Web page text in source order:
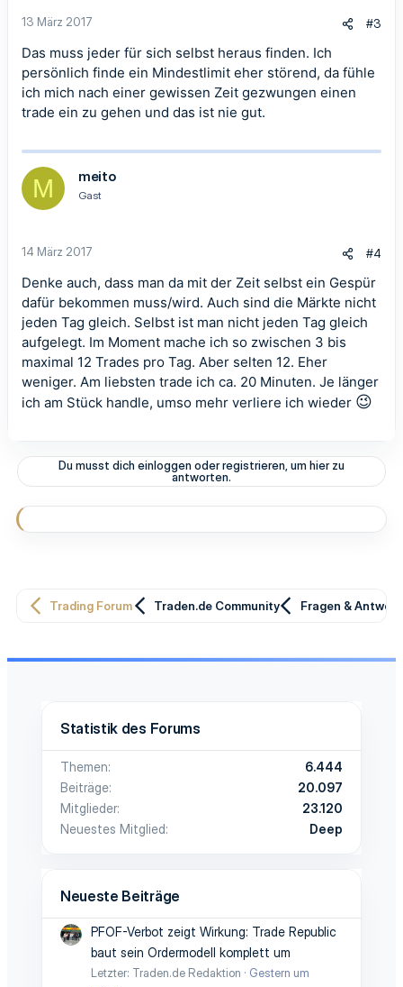
13 März 2017 #3
Das muss jeder für sich selbst heraus finden. Ich
persönlich finde ein Mindestlimit eher störend, da fühle
ich mich nach einer gewissen Zeit gezwungen einen
trade ein zu gehen und das ist nie gut.
M meito
Gast
14 März 2017 #4
Denke auch, dass man da mit der Zeit selbst ein Gespür
dafür bekommen muss/wird. Auch sind die Märkte nicht
jeden Tag gleich. Selbst ist man nicht jeden Tag gleich
aufgelegt. Im Moment mache ich so zwischen 3 bis
maximal 12 Trades pro Tag. Aber selten 12. Eher
weniger. Am liebsten trade ich ca. 20 Minuten. Je länger
ich am Stück handle, umso mehr verliere ich wieder 😉
Du musst dich einloggen oder registrieren, um hier zu
antworten.
Trading Forum Traden.de Community Fragen &
Statistik des Forums
Themen
6.444
Beiträge
20.097
Mitglieder
23.120
Neuestes Mitglied
Deep
Neueste Beiträge
PFOF-Verbot zeigt Wirkung: Trade Republic
baut sein Ordermodell komplett um
Letzter: Traden.de Redaktion
Gestern um